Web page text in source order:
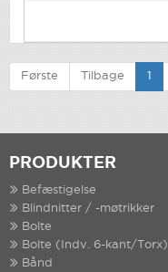
Første Tilbage 1
PRODUKTER
Befæstigelse
Blindnitter / -møtrikker
Bolte
Bolte (Indv. 6-kant/Torx)
Bånd